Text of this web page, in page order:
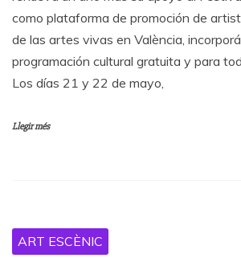
como plataforma de promoción de
de las artes vivas en València,
programación cultural gratuita y para
Los días 21 y 22 de mayo,
Llegir més
ART ESCÈNIC